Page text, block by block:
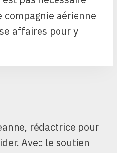
compagnie aérienne
affaires pour y
rédactrice pour
Avec le soutien